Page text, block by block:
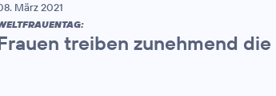
März 2021
treiben zunehmend